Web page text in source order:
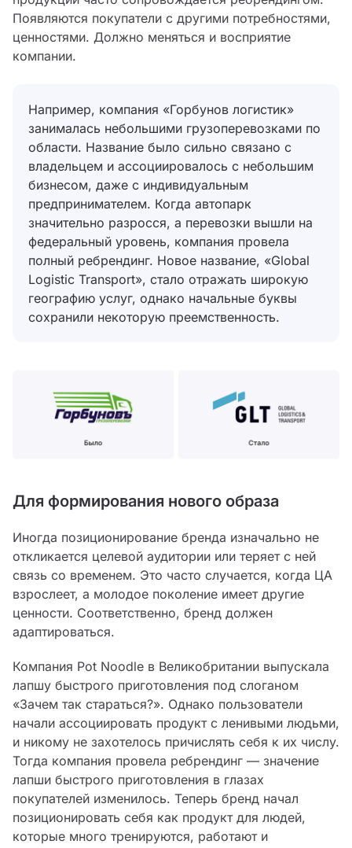
Появляются покупатели с другими потребностями,
ценностями. Должно меняться и восприятие
компании.
Например, компания «Горбунов логистик»
занималась небольшими грузоперевозками по
области. Название было сильно связано с
владельцем и ассоциировалось с небольшим
бизнесом, даже с индивидуальным
предпринимателем. Когда автопарк
значительно разросся, а перевозки вышли на
федеральный уровень, компания провела
полный ребрендинг. Новое название, «Global
Logistic Transport», стало отражать широкую
географию услуг, однако начальные буквы
сохранили некоторую преемственность.
Для формирования нового образа
Иногда позиционирование бренда изначально не
откликается целевой аудитории или теряет с ней
связь со временем. Это часто случается, когда ЦА
взрослеет, а молодое поколение имеет другие
ценности. Соответственно, бренд должен
адаптироваться.
Компания Pot Noodle в Великобритании выпускала
лапшу быстрого приготовления под слоганом
«Зачем так стараться?». Однако пользователи
начали ассоциировать продукт с ленивыми людьми,
и никому не захотелось причислять себя к их числу.
Тогда компания провела ребрендинг — значение
лапши быстрого приготовления в глазах
покупателей изменилось. Теперь бренд начал
позиционировать себя как продукт для людей,
которые много тренируются, работают и